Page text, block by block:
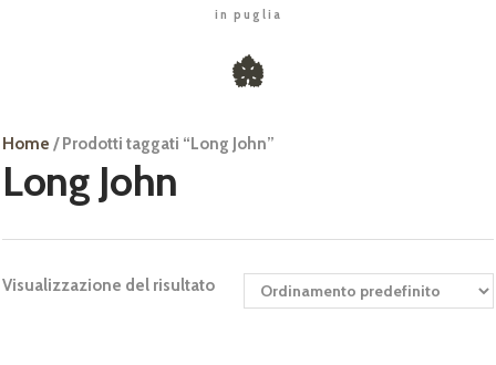
in puglia
Home / Prodotti taggati “Long John”
Long John
Visualizzazione del risultato